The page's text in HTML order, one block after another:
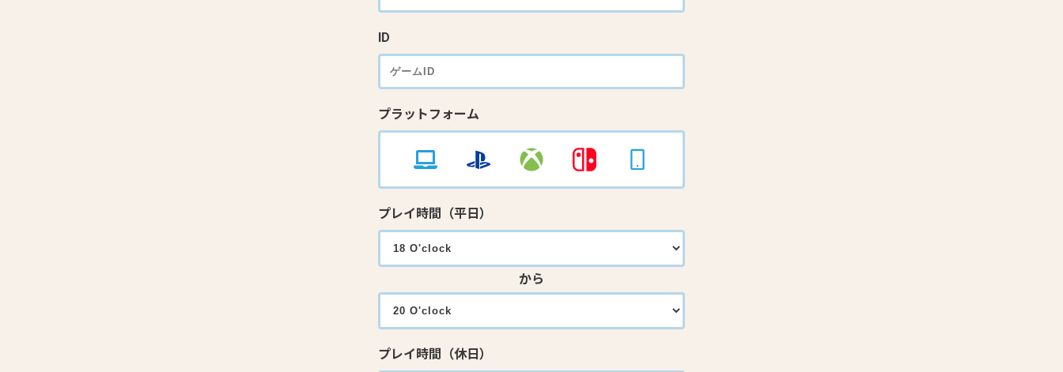
ID
プラットフォーム
プレイ時間（平日）
から
プレイ時間（休日）